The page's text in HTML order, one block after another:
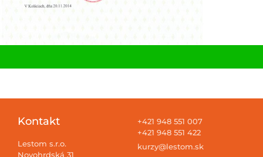
Kontakt
Lestom s.r.o.
Novohrdská 31
+421 948 551 007
+421 948 551 422
kurzy@lestom.sk